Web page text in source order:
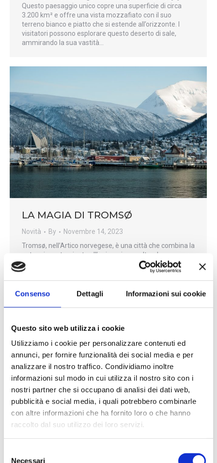
Consenso Dettagli Informazioni sui cookie
Questo sito web utilizza i cookie
Utilizziamo i cookie per personalizzare contenuti ed
annunci, per fornire funzionalità dei social media e per
analizzare il nostro traffico. Condividiamo inoltre
informazioni sul modo in cui utilizza il nostro sito con i
nostri partner che si occupano di analisi dei dati web,
pubblicità e social media, i quali potrebbero combinarle
con altre informazioni che ha fornito loro o che hanno
raccolto dal suo utilizzo dei loro servizi.
Necessari
Questo paesaggio unico copre una superficie di circa
3.200 km² e offre una vista mozzafiato con il suo
terreno bianco e piatto che si estende all’orizzonte. I
visitatori possono esplorare questo deserto di sale,
ammirando la sua vastità…
LA MAGIA DI TROMSØ
Novità By
Novembre 14, 2023
Tromsø, nell’Artico norvegese, è una città che combina la
natura incontaminata all’animazione culturale,
rendendola una destinazione sempre più richiesta. Da
vedere il Museo Polare e la Cattedrale dell’Artico, magari
con una pausa nel mercato del pesce, per gustare le
prelibatezze norvegesi e vivere un’esperienza davvero
vivace…
LA MAGNIFICENZA DI DUCKETT’S
GROVE
Novità By
Novembre 10, 2023
per l’omonima famiglia, situato a circa 6 km a nord-est di
Carlow Town, molto conosciuto per la bellezza dei suoi
giardini ornamentali, ricchi di labirinti, roseti e una vasta